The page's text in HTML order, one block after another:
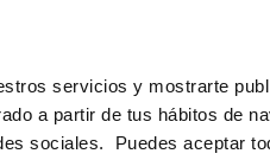
servicios y mostrarte
a partir de tus hábitos de
sociales. Puedes aceptar
Conócenos